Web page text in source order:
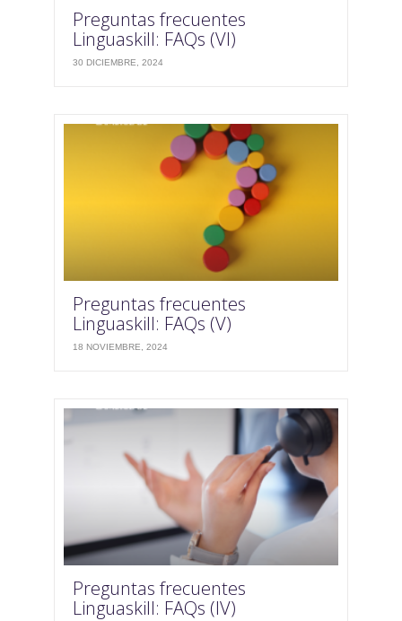
Preguntas frecuentes
Linguaskill: FAQs (VI)
30 DICIEMBRE, 2024
Preguntas frecuentes
Linguaskill: FAQs (V)
18 NOVIEMBRE, 2024
Preguntas frecuentes
Linguaskill: FAQs (IV)